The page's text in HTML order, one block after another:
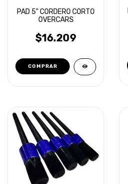
PAD 5" CORDERO CORTO
OVERCARS
$16.209